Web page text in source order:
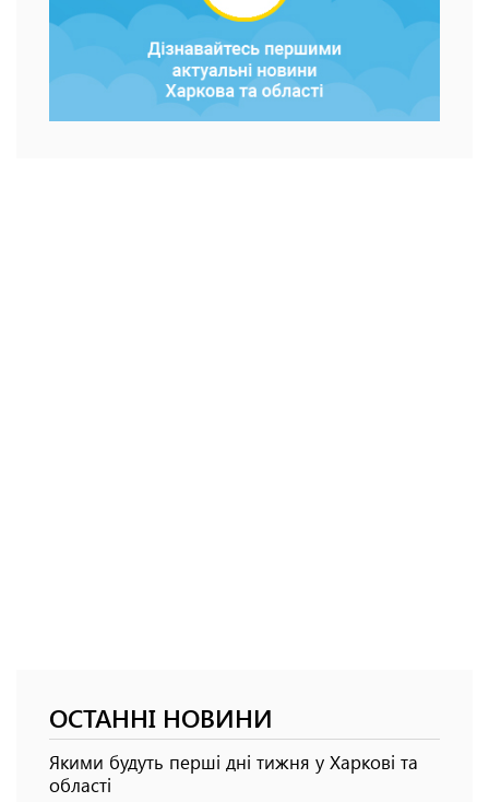
ОСТАННІ НОВИНИ
Якими будуть перші дні тижня у Харкові та
області